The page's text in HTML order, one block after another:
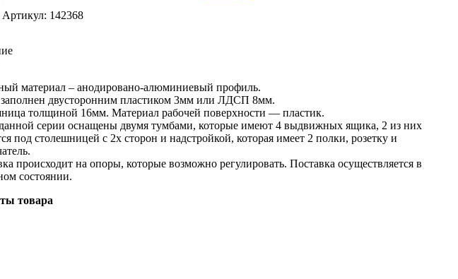
Артикул: 142368
материал – анодировано-алюминиевый профиль.
заполнен двусторонним пластиком 3мм или ЛДСП 8мм.
толщиной 16мм. Материал рабочей поверхности — пластик.
серии оснащены двумя тумбами, которые имеют 4 выдвижных ящика, 2 из них
под столешницей с 2х сторон и надстройкой, которая имеет 2 полки, розетку и
происходит на опоры, которые возможно регулировать. Поставка осуществляется в
состоянии.
товара